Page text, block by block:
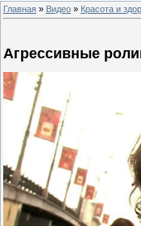
Главная » Видео » Красота и
Агрессивные